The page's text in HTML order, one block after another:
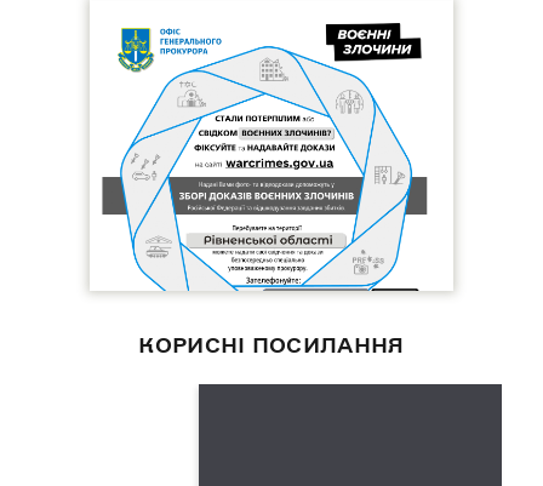
КОРИСНІ ПОСИЛАННЯ